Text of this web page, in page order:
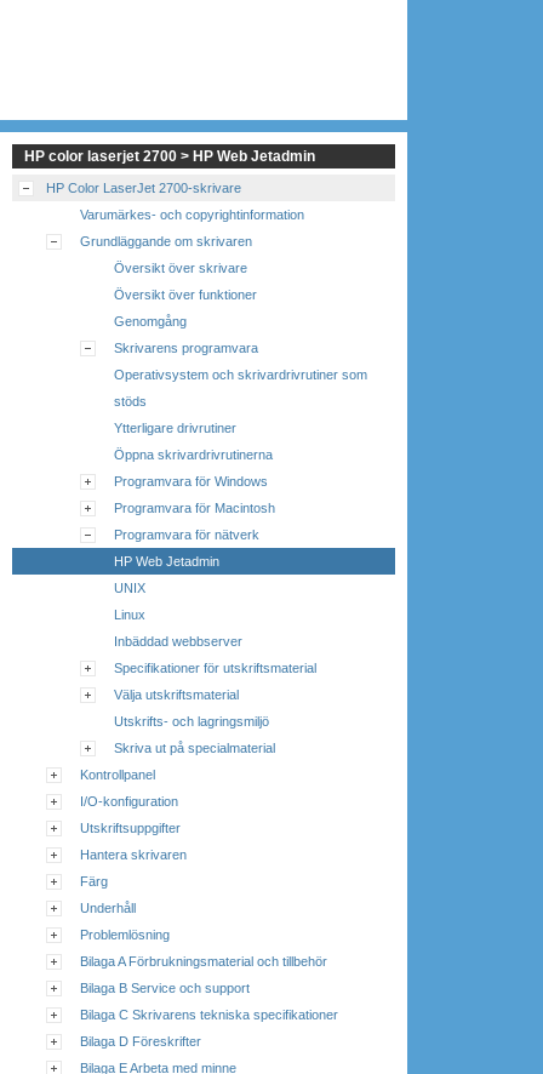
HP color laserjet 2700 > HP Web Jetadmin
HP Color LaserJet 2700-skrivare
Varumärkes- och copyrightinformation
Grundläggande om skrivaren
Översikt över skrivare
Översikt över funktioner
Genomgång
Skrivarens programvara
Operativsystem och skrivardrivrutiner som
stöds
Ytterligare drivrutiner
Öppna skrivardrivrutinerna
Programvara för Windows
Programvara för Macintosh
Programvara för nätverk
HP Web Jetadmin
UNIX
Linux
Inbäddad webbserver
Specifikationer för utskriftsmaterial
Välja utskriftsmaterial
Utskrifts- och lagringsmiljö
Skriva ut på specialmaterial
Kontrollpanel
I/O-konfiguration
Utskriftsuppgifter
Hantera skrivaren
Färg
Underhåll
Problemlösning
Bilaga A Förbrukningsmaterial och tillbehör
Bilaga B Service och support
Bilaga C Skrivarens tekniska specifikationer
Bilaga D Föreskrifter
Bilaga E Arbeta med minne